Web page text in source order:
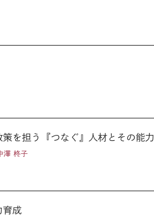
を担う『つなぐ』人材とその能力
澤 柊子
育成